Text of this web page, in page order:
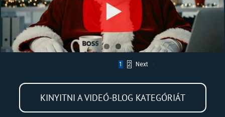
1 2 Next
KINYITNI A VIDEÓ-BLOG KATEGÓRIÁT